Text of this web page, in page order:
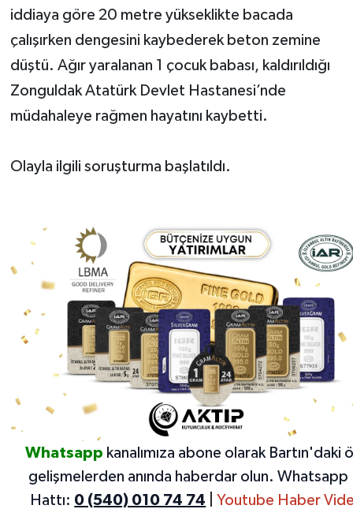
iddiaya göre 20 metre yükseklikte bacada
çalışırken dengesini kaybederek beton zemine
düştü. Ağır yaralanan 1 çocuk babası, kaldırıldığı
Zonguldak Atatürk Devlet Hastanesi’nde
müdahaleye rağmen hayatını kaybetti.
Olayla ilgili soruşturma başlatıldı.
Whatsapp kanalımıza abone olarak Bartın'daki
gelişmelerden anında haberdar olun. Whatsapp
Hattı: 0 (540) 010 74 74 Youtube Haber